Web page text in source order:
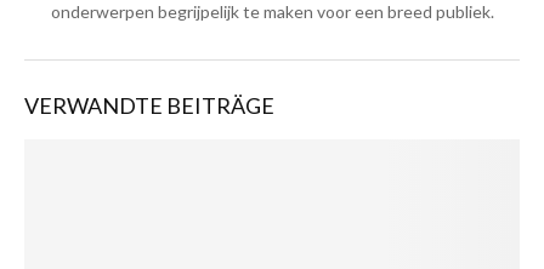
onderwerpen begrijpelijk te maken voor een breed publiek.
VERWANDTE BEITRÄGE